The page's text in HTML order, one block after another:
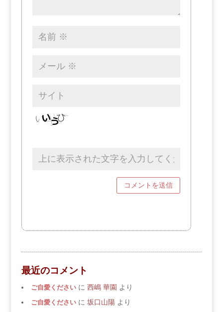
最近のコメント
ご自愛くださいに 西嶋 華園 より
ご自愛くださいに 坂口山陽より